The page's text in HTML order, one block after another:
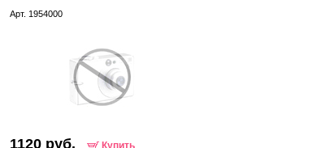
Арт. 1954000
1120 руб. Купить